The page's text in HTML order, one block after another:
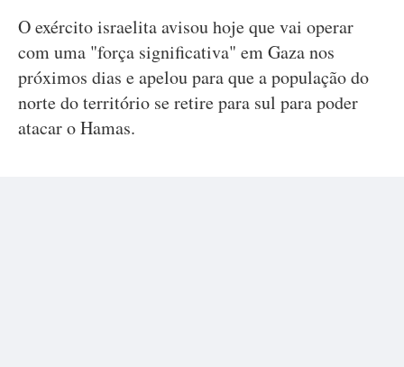
O exército israelita avisou hoje que vai operar
com uma "força significativa" em Gaza nos
próximos dias e apelou para que a população do
norte do território se retire para sul para poder
atacar o Hamas.